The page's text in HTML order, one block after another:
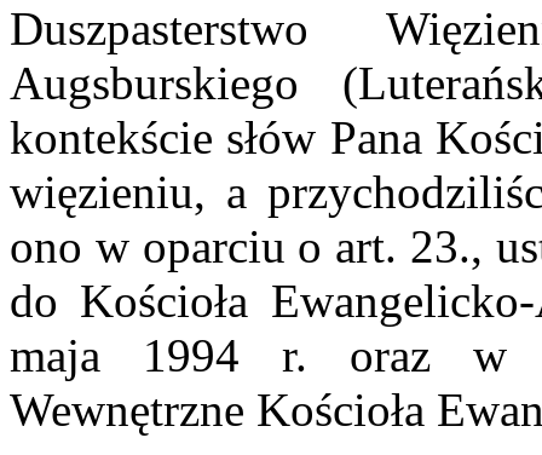
Duszpasterstwo
Augsburskiego
kontekście słów Pana
więzieniu, a
ono w oparciu o art. 23.,
do Kościoła
maja 1994 r. oraz w
Wewnętrzne Kościoła